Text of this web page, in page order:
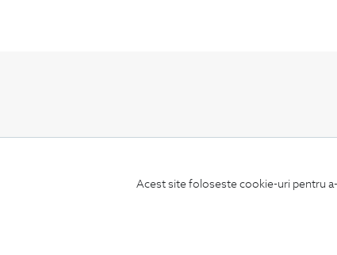
Acest site foloseste cookie-uri pentru
ABONEAZA-TE
LA NEWSLETTER